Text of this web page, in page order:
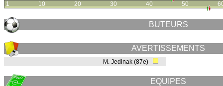
1 10 20 30 40 50
BUTEURS
AVERTISSEMENTS
M. Jedinak (87e)
EQUIPES